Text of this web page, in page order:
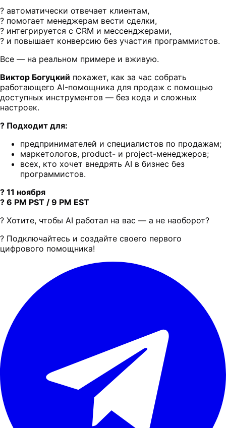
? автоматически отвечает клиентам,
? помогает менеджерам вести сделки,
? интегрируется с CRM и мессенджерами,
? и повышает конверсию без участия программистов.
Все — на реальном примере и вживую.
Виктор Богуцкий покажет, как за час собрать
работающего AI-помощника для продаж с помощью
доступных инструментов — без кода и сложных
настроек.
? Подходит для:
предпринимателей и специалистов по продажам;
маркетологов, product- и project-менеджеров;
всех, кто хочет внедрять AI в бизнес без
программистов.
? 11 ноября
? 6 PM PST / 9 PM EST
? Хотите, чтобы AI работал на вас — а не наоборот?
? Подключайтесь и создайте своего первого
цифрового помощника!